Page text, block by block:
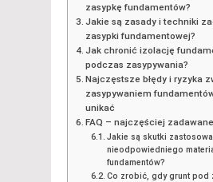
zasypkę fundamentów?
Jakie są zasady i techniki
zasypki fundamentowej?
Jak chronić izolację
podczas zasypywania?
Najczęstsze błędy i ryzyka
zasypywaniem
unikać
FAQ – najczęściej
Jakie są skutki
nieodpowiedniego
fundamentów?
Co zrobić, gdy grunt pod